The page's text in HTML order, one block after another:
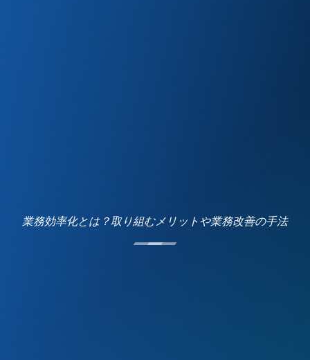
業務効率化とは？取り組むメリットや業務改善の手法